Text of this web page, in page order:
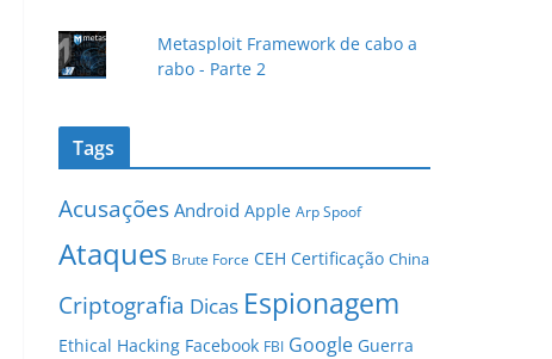
Metasploit Framework de cabo a
rabo - Parte 2
Tags
Acusações Android Apple Arp Spoof
Ataques Brute Force CEH Certificação China
Criptografia Dicas Espionagem
Ethical Hacking Facebook FBI Google Guerra